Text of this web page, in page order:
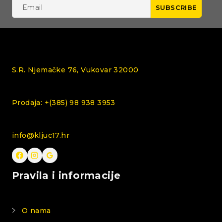
S.R. Njemačke 76, Vukovar 32000
Prodaja: +(385) 98 938 3953
info@kljuc17.hr
Pravila i informacije
O nama